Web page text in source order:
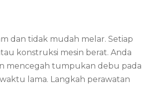
dan tidak mudah melar. Setiap
konstruksi mesin berat. Anda
mencegah tumpukan debu pada
lama. Langkah perawatan